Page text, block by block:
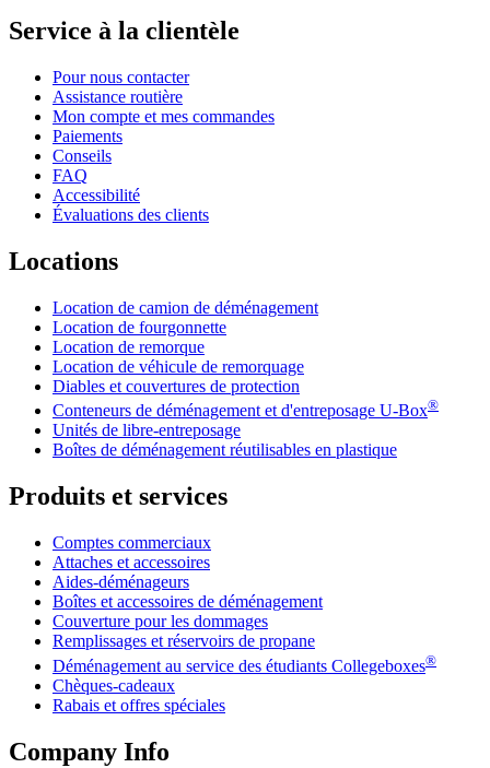
Service à la clientèle
Pour nous contacter
Assistance routière
Mon compte et mes commandes
Paiements
Conseils
FAQ
Accessibilité
Évaluations des clients
Locations
Location de camion de déménagement
Location de fourgonnette
Location de remorque
Location de véhicule de remorquage
Diables et couvertures de protection
Conteneurs de déménagement et d'entreposage U-Box®
Unités de libre-entreposage
Boîtes de déménagement réutilisables en plastique
Produits et services
Comptes commerciaux
Attaches et accessoires
Aides-déménageurs
Boîtes et accessoires de déménagement
Couverture pour les dommages
Remplissages et réservoirs de propane
Déménagement au service des étudiants Collegeboxes®
Chèques-cadeaux
Rabais et offres spéciales
Company Info